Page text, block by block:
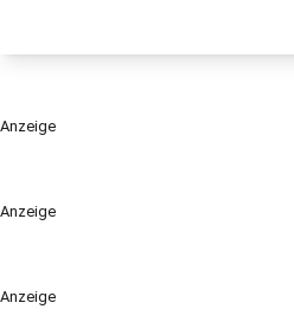
Anzeige
Anzeige
Anzeige